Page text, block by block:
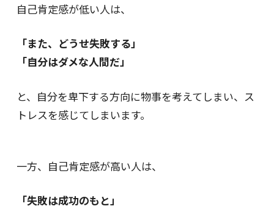
自己肯定感が低い人は、
「また、どうせ失敗する」
「自分はダメな人間だ」
と、自分を卑下する方向に物事を考えてしまい、ス
トレスを感じてしまいます。
一方、自己肯定感が高い人は、
「失敗は成功のもと」